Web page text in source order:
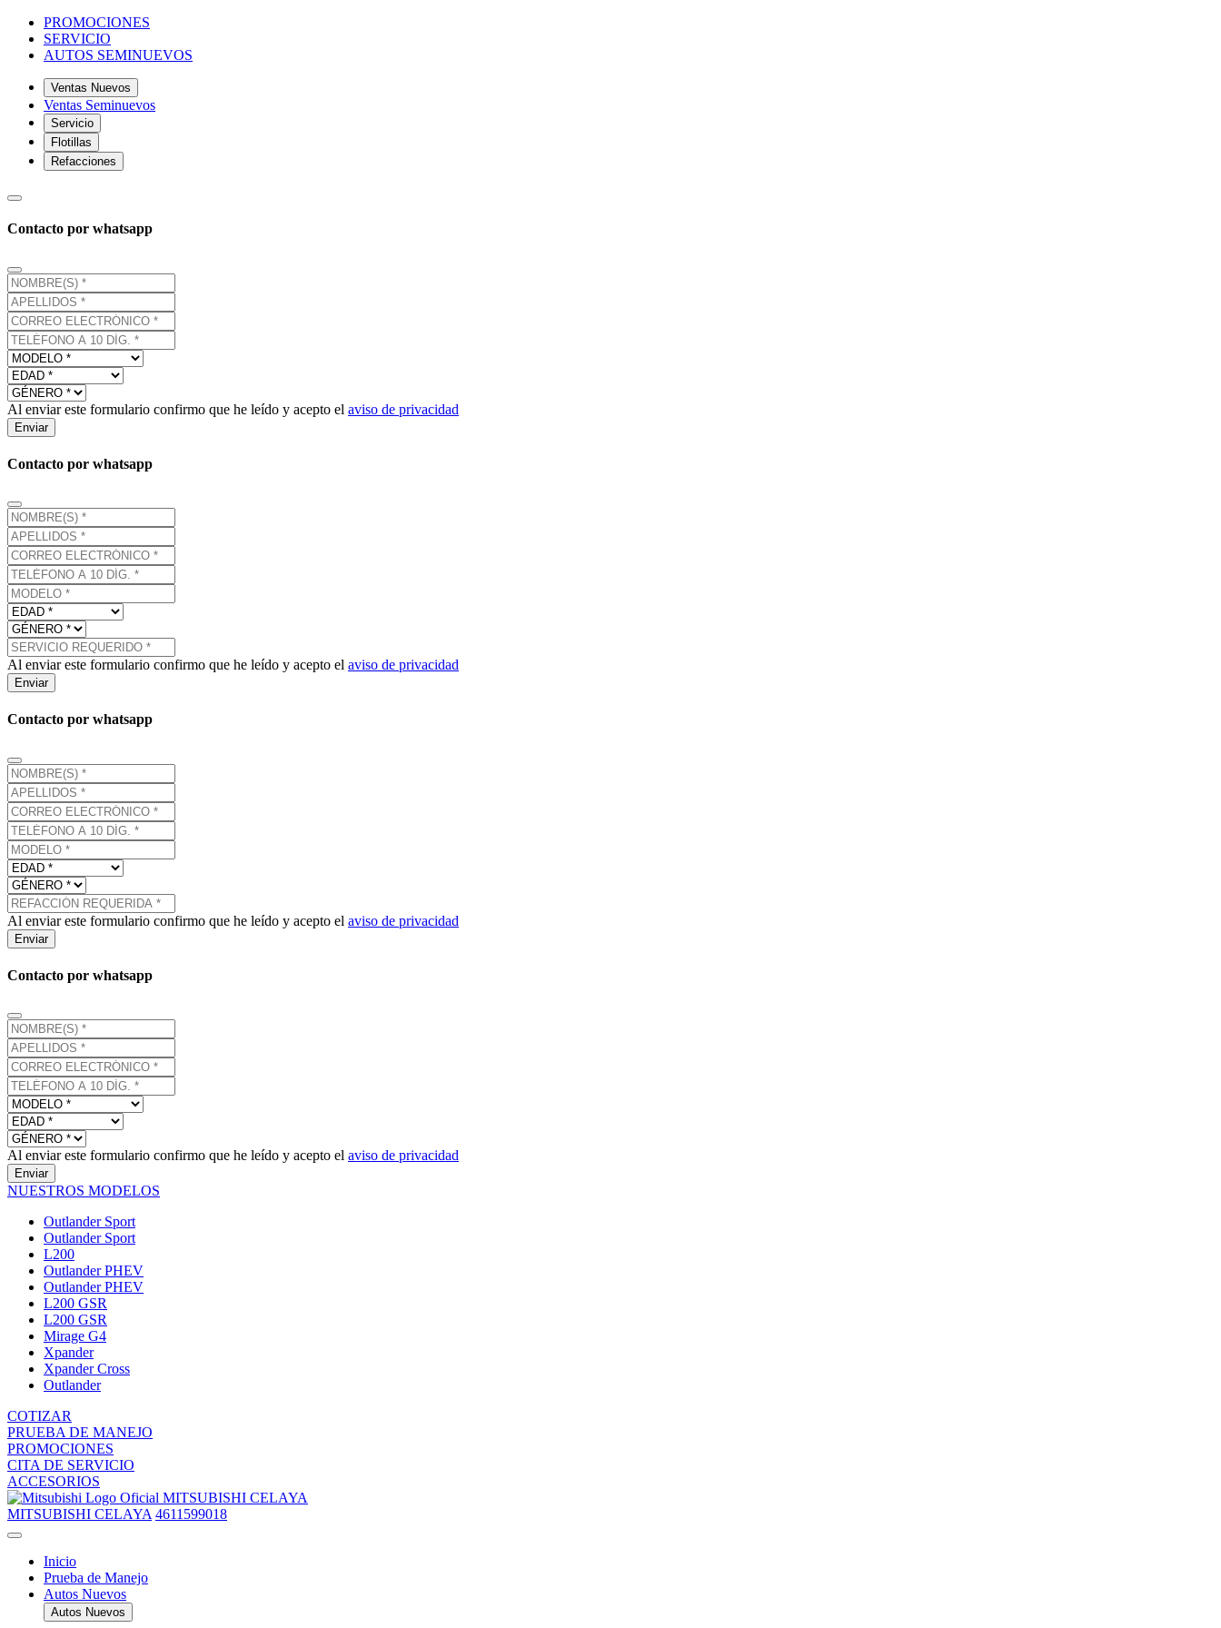
PROMOCIONES
SERVICIO
AUTOS SEMINUEVOS
Ventas Nuevos
Ventas Seminuevos
Servicio
Flotillas
Refacciones
Contacto por whatsapp
Al enviar este formulario confirmo que he leído y acepto el aviso de privacidad
Enviar
Contacto por whatsapp
Al enviar este formulario confirmo que he leído y acepto el aviso de privacidad
Enviar
Contacto por whatsapp
Al enviar este formulario confirmo que he leído y acepto el aviso de privacidad
Enviar
Contacto por whatsapp
Al enviar este formulario confirmo que he leído y acepto el aviso de privacidad
Enviar
NUESTROS MODELOS
Outlander Sport
Outlander Sport
L200
Outlander PHEV
Outlander PHEV
L200 GSR
L200 GSR
Mirage G4
Xpander
Xpander Cross
Outlander
COTIZAR
PRUEBA DE MANEJO
PROMOCIONES
CITA DE SERVICIO
ACCESORIOS
MITSUBISHI CELAYA
MITSUBISHI CELAYA 4611599018
Inicio
Prueba de Manejo
Autos Nuevos
Autos Nuevos